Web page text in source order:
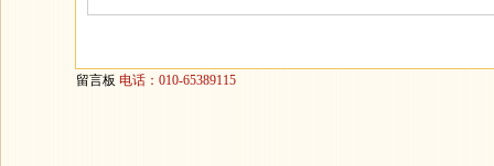
留言板 电话：010-65389115